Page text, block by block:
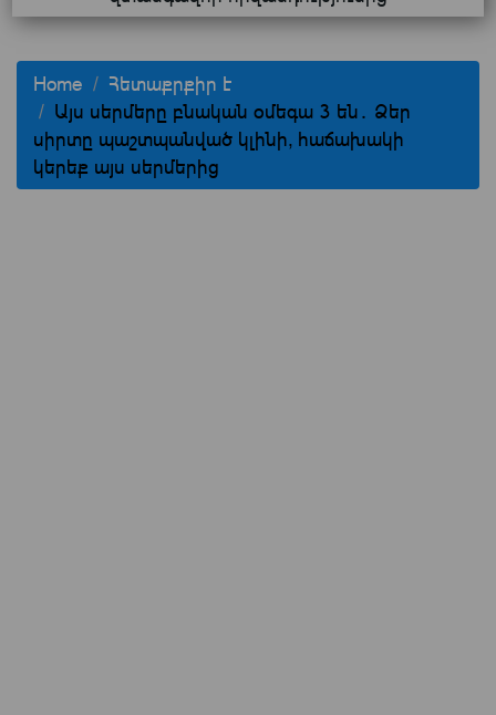
Home
Հետաքրքիր է
Այս սերմերը բնական օմեգա 3 են․ Ձեր
սիրտը պաշտպանված կլինի, հաճախակի
կերեք այս սերմերից